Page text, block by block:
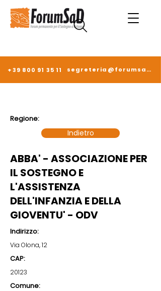
+39 800 91 35 11 segreteria@forumsad.it
Regione:
Indietro
ABBA' - ASSOCIAZIONE PER
IL SOSTEGNO E
L'ASSISTENZA
DELL'INFANZIA E DELLA
GIOVENTU' - ODV
Indirizzo:
Via Olona, 12
CAP:
20123
Comune: